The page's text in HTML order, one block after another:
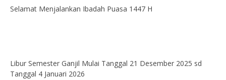
Selamat Menjalankan Ibadah Puasa 1447 H
Libur Semester Ganjil Mulai Tanggal 21 Desember 2025 sd
Tanggal 4 Januari 2026